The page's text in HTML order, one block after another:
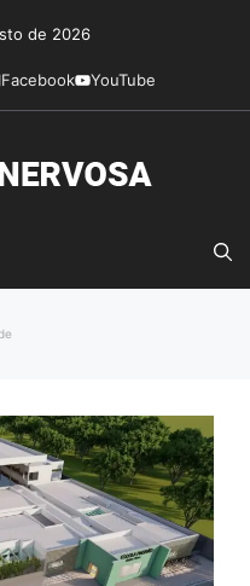
de 2026
Facebook YouTube